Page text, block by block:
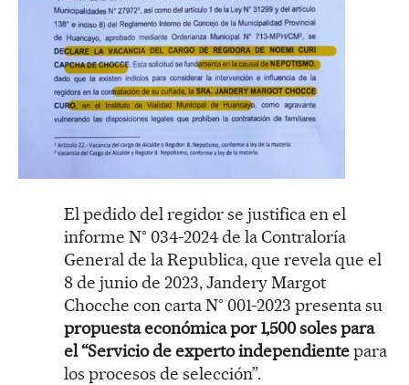
El pedido del regidor se justifica en el
informe N° 034-2024 de la Contraloría
General de la Republica, que revela que el
8 de junio de 2023, Jandery Margot
Chocche con carta N° 001-2023 presenta su
propuesta económica por 1,500 soles para
el “Servicio de experto independientepara
los procesos de selección”.